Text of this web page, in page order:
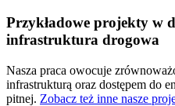
Przykładowe projekty w
infrastruktura drogowa
Nasza praca owocuje
infrastrukturą oraz dostępem do
pitnej. Zobacz też inne nasze